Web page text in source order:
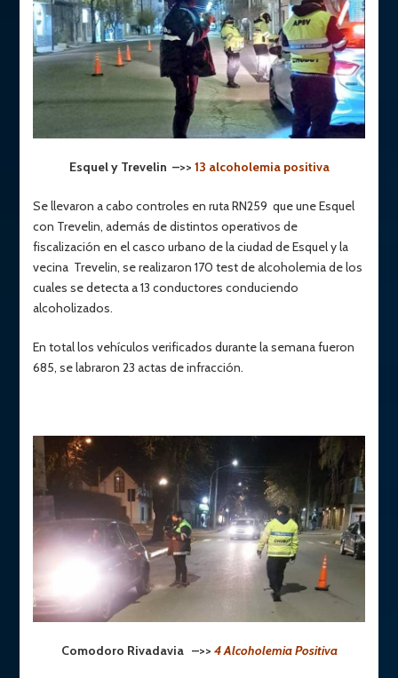
Esquel y Trevelin –>> 13 alcoholemia positiva
Se llevaron a cabo controles en ruta RN259 que une Esquel
con Trevelin, además de distintos operativos de
fiscalización en el casco urbano de la ciudad de Esquel y la
vecina Trevelin, se realizaron 170 test de alcoholemia de los
cuales se detecta a 13 conductores conduciendo
alcoholizados.
En total los vehículos verificados durante la semana fueron
685, se labraron 23 actas de infracción.
Comodoro Rivadavia –>> 4 Alcoholemia Positiva